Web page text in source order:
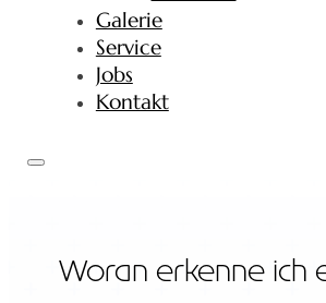
Galerie
Service
Jobs
Kontakt
Woran erkenne ich